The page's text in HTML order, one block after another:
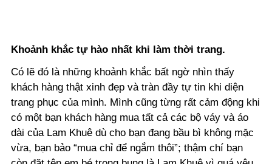
Khoảnh khắc tự hào nhất khi làm thời trang.
Có lẽ đó là những khoảnh khắc bất ngờ nhìn thấy
khách hàng thật xinh đẹp và tràn đầy tự tin khi diện
trang phục của mình. Mình cũng từng rất cảm động khi
có một bạn khách hàng mua tất cả các bộ váy và áo
dài của Lam Khuê dù cho bạn đang bầu bì không mặc
vừa, bạn bảo “mua chỉ để ngắm thôi”; thậm chí bạn